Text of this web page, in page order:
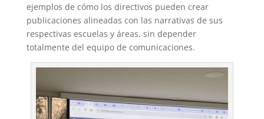
ejemplos de cómo los directivos pueden crear
publicaciones alineadas con las narrativas de sus
respectivas escuelas y áreas, sin depender
totalmente del equipo de comunicaciones.